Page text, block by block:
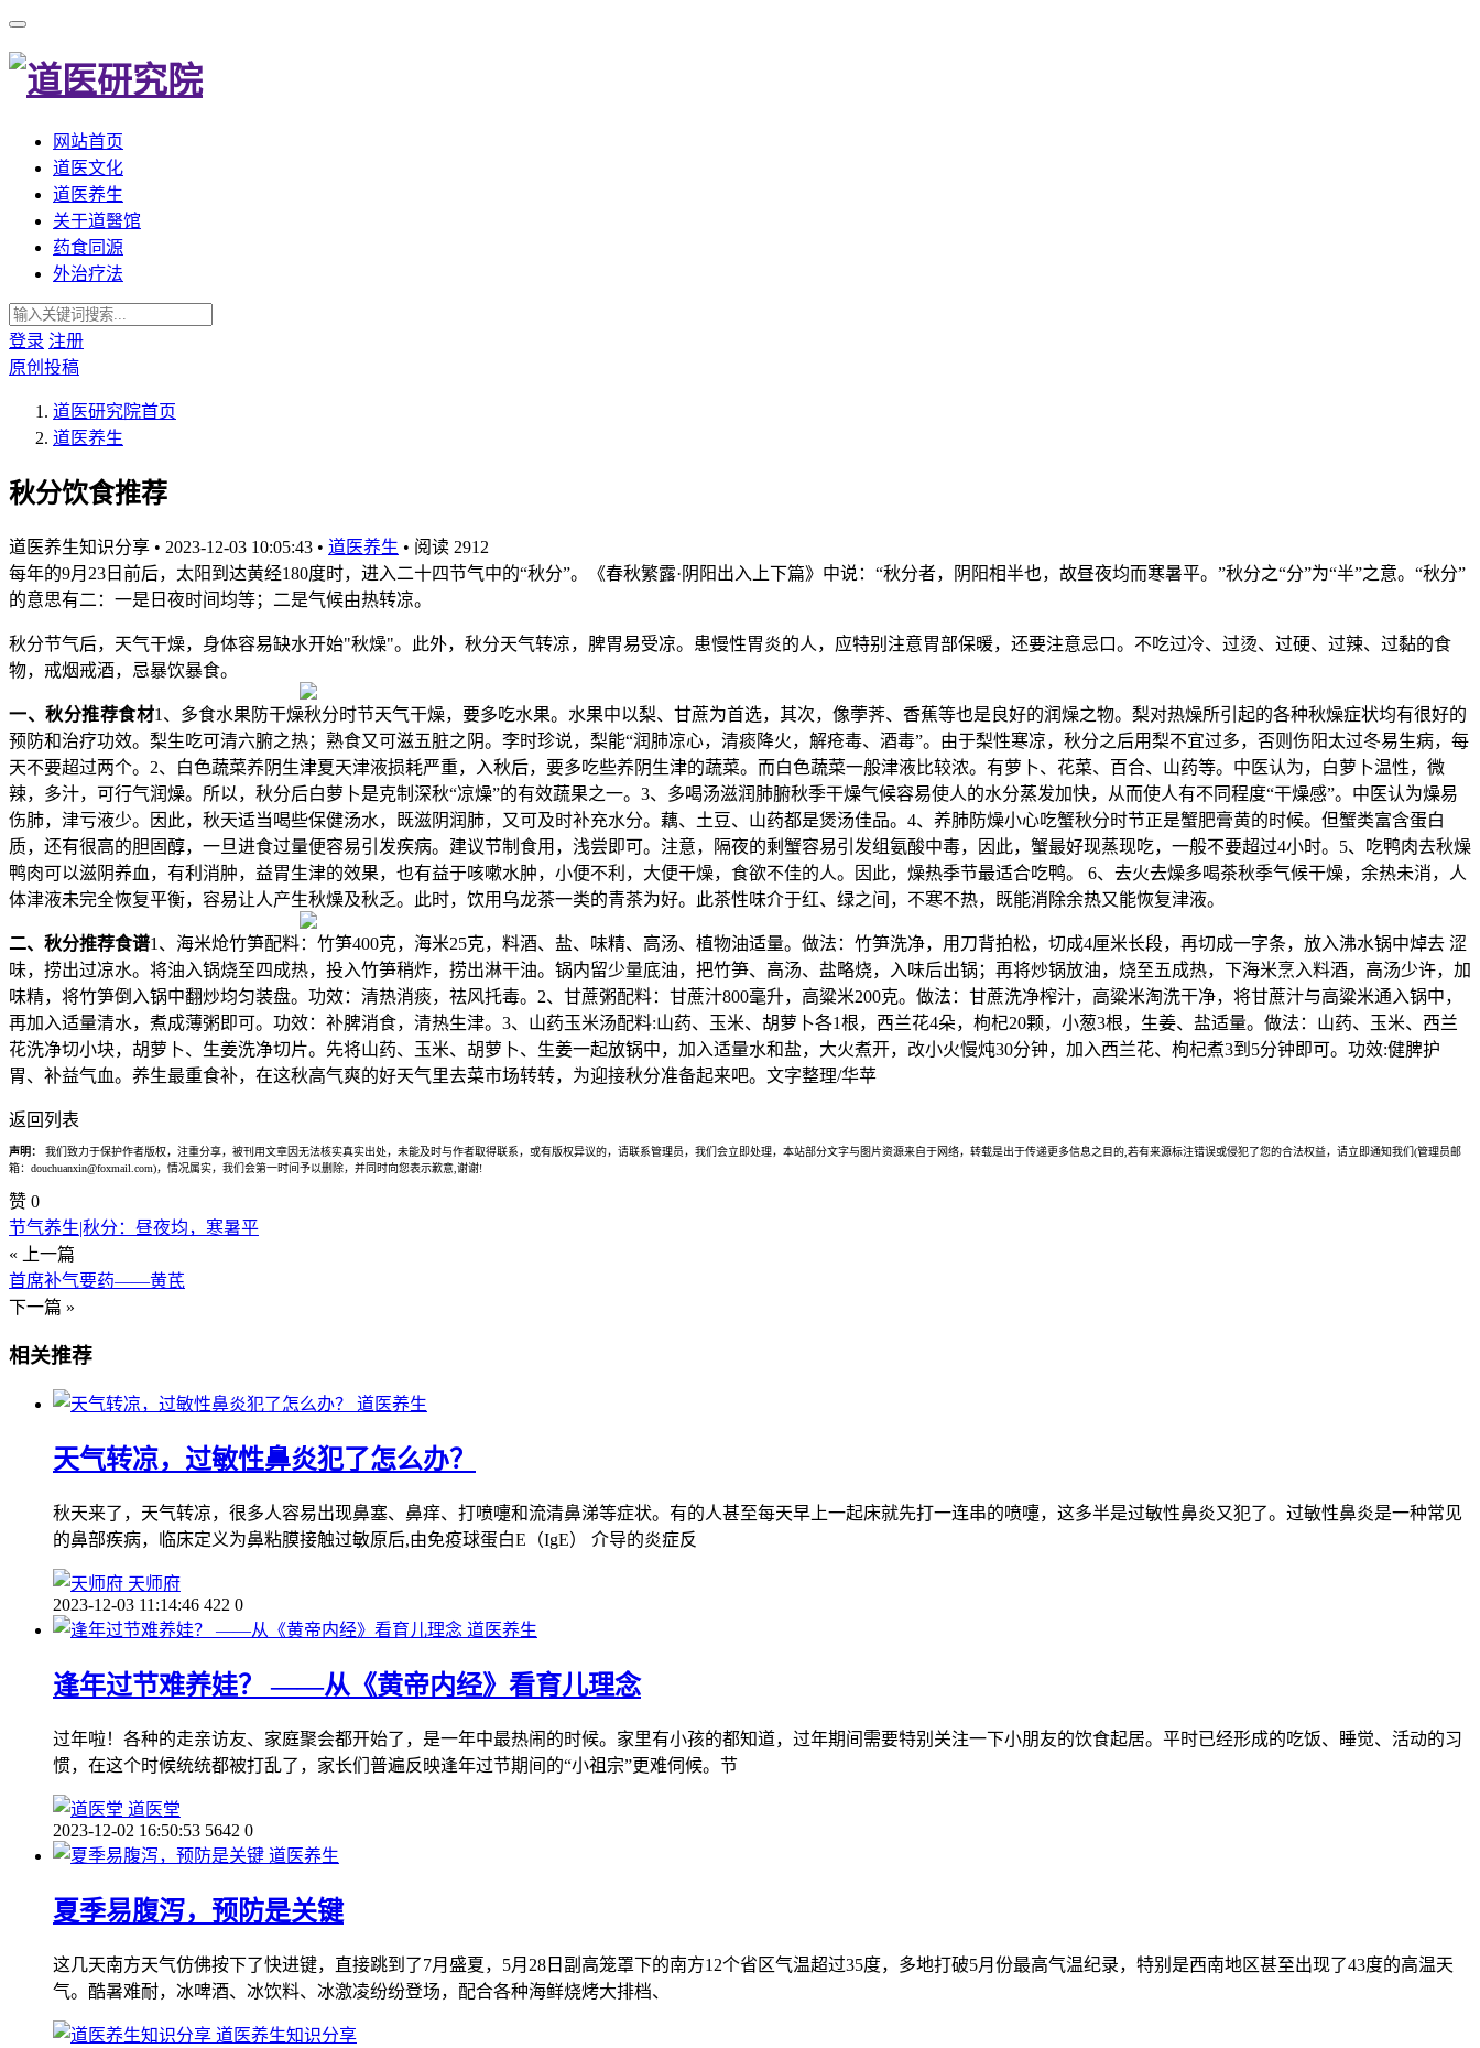
网站首页
道医文化
道医养生
关于道醫馆
药食同源
外治疗法
登录 注册
原创投稿
道医研究院首页
道医养生
秋分饮食推荐
道医养生知识分享 • 2023-12-03 10:05:43 • 道医养生 • 阅读 2912
每年的9月23日前后，太阳到达黄经180度时，进入二十四节气中的“秋分”。《春秋繁露·阴阳出入上下篇》中说：“秋分者，阴阳相半也，故昼夜均而寒暑平。”秋分之“分”为“半”之意。“秋分”
的意思有二：一是日夜时间均等；二是气候由热转凉。
秋分节气后，天气干燥，身体容易缺水开始"秋燥"。此外，秋分天气转凉，脾胃易受凉。患慢性胃炎的人，应特别注意胃部保暖，还要注意忌口。不吃过冷、过烫、过硬、过辣、过黏的食
物，戒烟戒酒，忌暴饮暴食。
一、秋分推荐食材1、多食水果防干燥秋分时节天气干燥，要多吃水果。水果中以梨、甘蔗为首选，其次，像荸荠、香蕉等也是良好的润燥之物。梨对热燥所引起的各种秋燥症状均有很好的
预防和治疗功效。梨生吃可清六腑之热；熟食又可滋五脏之阴。李时珍说，梨能“润肺凉心，清痰降火，解疮毒、酒毒”。由于梨性寒凉，秋分之后用梨不宜过多，否则伤阳太过冬易生病，每
天不要超过两个。2、白色蔬菜养阴生津夏天津液损耗严重，入秋后，要多吃些养阴生津的蔬菜。而白色蔬菜一般津液比较浓。有萝卜、花菜、百合、山药等。中医认为，白萝卜温性，微
辣，多汁，可行气润燥。所以，秋分后白萝卜是克制深秋“凉燥”的有效蔬果之一。3、多喝汤滋润肺腑秋季干燥气候容易使人的水分蒸发加快，从而使人有不同程度“干燥感”。中医认为燥易
伤肺，津亏液少。因此，秋天适当喝些保健汤水，既滋阴润肺，又可及时补充水分。藕、土豆、山药都是煲汤佳品。4、养肺防燥小心吃蟹秋分时节正是蟹肥膏黄的时候。但蟹类富含蛋白
质，还有很高的胆固醇，一旦进食过量便容易引发疾病。建议节制食用，浅尝即可。注意，隔夜的剩蟹容易引发组氨酸中毒，因此，蟹最好现蒸现吃，一般不要超过4小时。5、吃鸭肉去秋燥
鸭肉可以滋阴养血，有利消肿，益胃生津的效果，也有益于咳嗽水肿，小便不利，大便干燥，食欲不佳的人。因此，燥热季节最适合吃鸭。 6、去火去燥多喝茶秋季气候干燥，余热未消，人
体津液未完全恢复平衡，容易让人产生秋燥及秋乏。此时，饮用乌龙茶一类的青茶为好。此茶性味介于红、绿之间，不寒不热，既能消除余热又能恢复津液。
二、秋分推荐食谱1、海米炝竹笋配料：竹笋400克，海米25克，料酒、盐、味精、高汤、植物油适量。做法：竹笋洗净，用刀背拍松，切成4厘米长段，再切成一字条，放入沸水锅中焯去 涩
味，捞出过凉水。将油入锅烧至四成热，投入竹笋稍炸，捞出淋干油。锅内留少量底油，把竹笋、高汤、盐略烧，入味后出锅；再将炒锅放油，烧至五成热，下海米烹入料酒，高汤少许，加
味精，将竹笋倒入锅中翻炒均匀装盘。功效：清热消痰，祛风托毒。2、甘蔗粥配料：甘蔗汁800毫升，高粱米200克。做法：甘蔗洗净榨汁，高粱米淘洗干净，将甘蔗汁与高粱米通入锅中，
再加入适量清水，煮成薄粥即可。功效：补脾消食，清热生津。3、山药玉米汤配料:山药、玉米、胡萝卜各1根，西兰花4朵，枸杞20颗，小葱3根，生姜、盐适量。做法：山药、玉米、西兰
花洗净切小块，胡萝卜、生姜洗净切片。先将山药、玉米、胡萝卜、生姜一起放锅中，加入适量水和盐，大火煮开，改小火慢炖30分钟，加入西兰花、枸杞煮3到5分钟即可。功效:健脾护
胃、补益气血。养生最重食补，在这秋高气爽的好天气里去菜市场转转，为迎接秋分准备起来吧。文字整理/华苹
返回列表
声明：
我们致力于保护作者版权，注重分享，被刊用文章因无法核实真实出处，未能及时与作者取得联系，或有版权异议的，请联系管理员，我们会立即处理，本站部分文字与图片资源来自于网络，转载是出于传递更多信息之目的,若有来源标注错误或侵犯了您的合法权益，请立即通知我们(管理员邮
箱：douchuanxin@foxmail.com)，情况属实，我们会第一时间予以删除，并同时向您表示歉意,谢谢!
赞 0
节气养生|秋分：昼夜均，寒暑平
« 上一篇
首席补气要药——黄芪
下一篇 »
相关推荐
道医养生
天气转凉，过敏性鼻炎犯了怎么办？
秋天来了，天气转凉，很多人容易出现鼻塞、鼻痒、打喷嚏和流清鼻涕等症状。有的人甚至每天早上一起床就先打一连串的喷嚏，这多半是过敏性鼻炎又犯了。过敏性鼻炎是一种常见
的鼻部疾病，临床定义为鼻粘膜接触过敏原后,由免疫球蛋白E（IgE） 介导的炎症反
天师府
2023-12-03 11:14:46 422 0
道医养生
逢年过节难养娃？ ——从《黄帝内经》看育儿理念
过年啦！各种的走亲访友、家庭聚会都开始了，是一年中最热闹的时候。家里有小孩的都知道，过年期间需要特别关注一下小朋友的饮食起居。平时已经形成的吃饭、睡觉、活动的习
惯，在这个时候统统都被打乱了，家长们普遍反映逢年过节期间的“小祖宗”更难伺候。节
道医堂
2023-12-02 16:50:53 5642 0
道医养生
夏季易腹泻，预防是关键
这几天南方天气仿佛按下了快进键，直接跳到了7月盛夏，5月28日副高笼罩下的南方12个省区气温超过35度，多地打破5月份最高气温纪录，特别是西南地区甚至出现了43度的高温天
气。酷暑难耐，冰啤酒、冰饮料、冰激凌纷纷登场，配合各种海鲜烧烤大排档、
道医养生知识分享